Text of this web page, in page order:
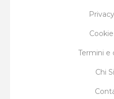
Termini e
Chi